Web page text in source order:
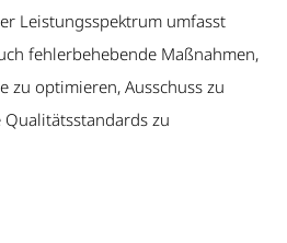
Leistungsspektrum umfasst
fehlerbehebende Maßnahmen,
zu optimieren, Ausschuss zu
zu